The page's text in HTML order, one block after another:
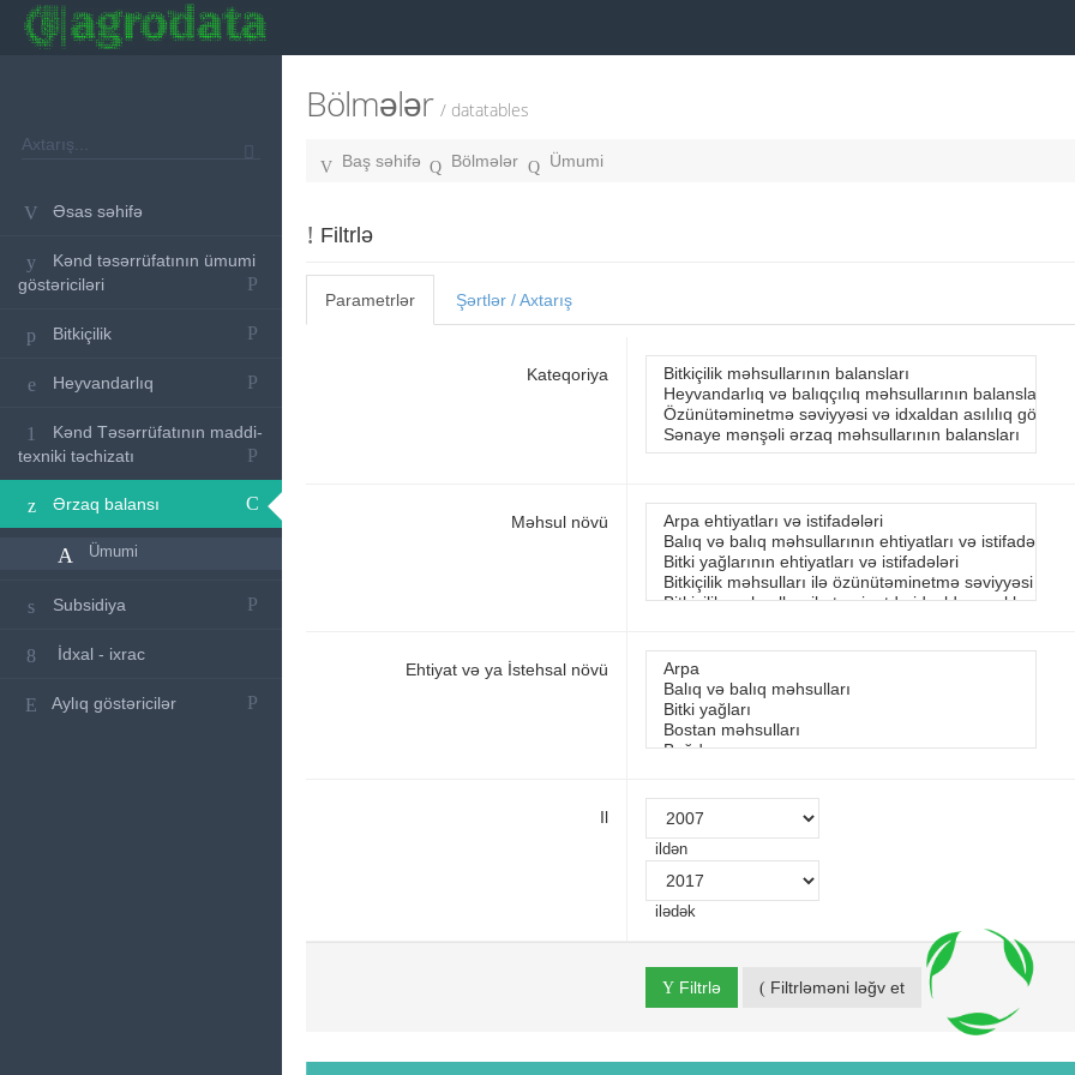
Əsas səhifə
Kənd təsərrüfatının ümumi
göstəriciləri
Bitkiçilik
Heyvandarlıq
Kənd Təsərrüfatının maddi-
texniki təchizatı
Ərzaq balansı
Ümumi
Subsidiya
İdxal - ixrac
Aylıq göstəricilər
Bölmələr / datatables
Baş səhifə Bölmələr Ümumi
Filtrlə
Parametrlər Şərtlər / Axtarış
Kateqoriya
Məhsul növü
Ehtiyat və ya İstehsal növü
Il
ildən
ilədək
Filtrlə Filtrləməni ləğv et